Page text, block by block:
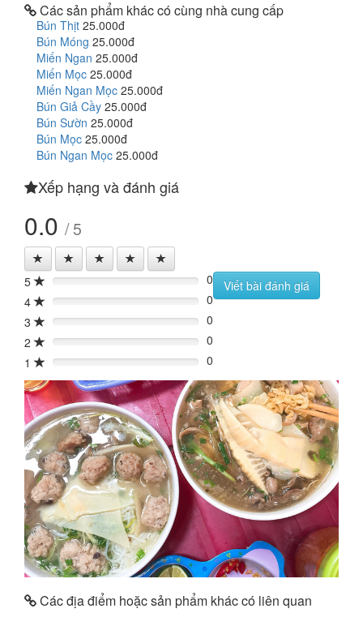
Các sản phẩm khác có cùng nhà cung cấp
Bún Thịt 25.000đ
Bún Móng 25.000đ
Miến Ngan 25.000đ
Miến Mọc 25.000đ
Miến Ngan Mọc 25.000đ
Bún Giả Cầy 25.000đ
Bún Sườn 25.000đ
Bún Mọc 25.000đ
Bún Ngan Mọc 25.000đ
Xếp hạng và đánh giá
0.0 / 5
5 0%
0
4
0%
0
3
0%
0
2
0%
0
1
0% 0
Viết bài đánh giá
Các địa điểm hoặc sản phẩm khác có liên quan